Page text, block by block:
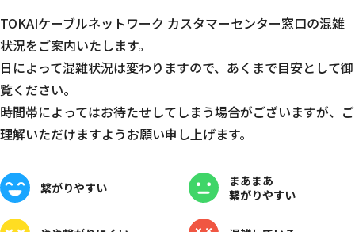
TOKAIケーブルネットワーク カスタマーセンター窓口の混雑
状況をご案内いたします。
日によって混雑状況は変わりますので、あくまで目安として御
覧ください。
時間帯によってはお待たせしてしまう場合がございますが、ご
理解いただけますようお願い申し上げます。
繋がりやすい
まあまあ
繋がりやすい